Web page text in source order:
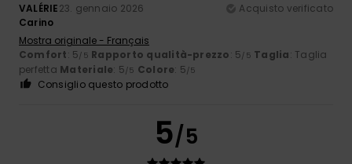
VALÉRIE23. gennaio 2026
Acquisto verificato
Carino
Mostra originale - Français
Comfort: 5/5 Rapporto qualità-prezzo: 5/5 Taglia: Taglia
perfetta Materiale: 5/5 Colore: 5/5
Consiglio questo prodotto
5/5